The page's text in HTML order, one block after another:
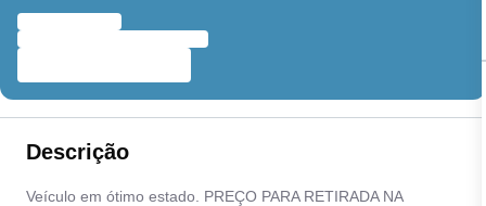
Descrição
Veículo em ótimo estado. PREÇO PARA RETIRADA NA